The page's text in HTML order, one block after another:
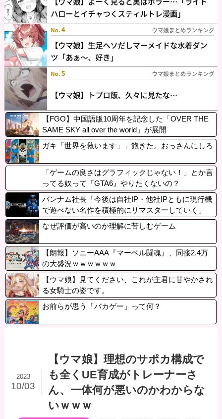
【FGO】中国語版10周年を記念した「OVER THE
SAME SKY all over the world」が展開
ガキ「世界を救います」←飽きた。おっさんにしろ
「ゲームの良さはグラフィックじゃない！」とか言
ってる奴って『GTA6』やりたくないの？
バンナム社長「今後は自社IP・他社IPともに現行機
で遊べない名作を積極的にリマスターしていく」
なぜ評価が高いのか理解に苦しむゲーム
【朗報】ソニーAAA『マーベル闘魂』、同接2.4万
の大盛況ｗｗｗｗｗｗ
【ウマ娘】見てください、これが主君に甘やかされ
る女騎士の姿です。
お前らが思う「バカゲー」って何？
【ウマ娘】理想のサポカ構成で
も全くUE育成がトレーナーさ
ん、一体何が悪いのかわからな
いｗｗｗ
2023
10/03